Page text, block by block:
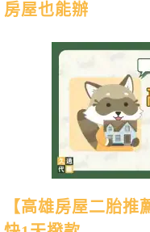
房屋也能辦
【高雄房屋二胎